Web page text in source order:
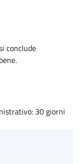
conclude
30 giorni